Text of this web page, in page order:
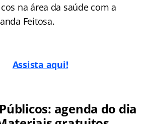
na área da saúde com a
Feitosa.
Assista aqui!
agenda do dia